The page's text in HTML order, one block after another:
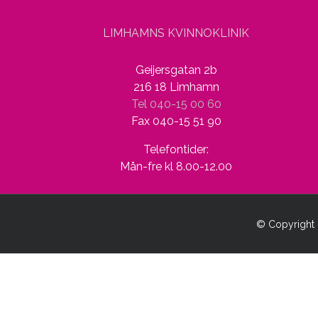
LIMHAMNS KVINNOKLINIK
Geijersgatan 2b
216 18 Limhamn
Tel 040-15 00 60
Fax 040-15 51 90
Telefontider:
Mån-fre kl 8.00-12.00
© Copyright